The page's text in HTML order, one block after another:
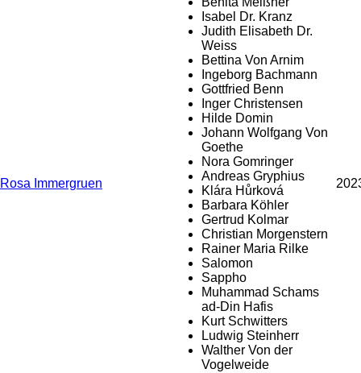
Rosa Immergruen
Isabel Dr. Kranz
Judith Elisabeth Dr.
Weiss
Bettina Von Arnim
Ingeborg Bachmann
Gottfried Benn
Inger Christensen
Hilde Domin
Johann Wolfgang Von
Goethe
Nora Gomringer
Andreas Gryphius
Klára Hůrková
Barbara Köhler
Gertrud Kolmar
Christian Morgenstern
Rainer Maria Rilke
Salomon
Sappho
Muhammad Schams
ad-Din Hafis
Kurt Schwitters
Ludwig Steinherr
Walther Von der
Vogelweide